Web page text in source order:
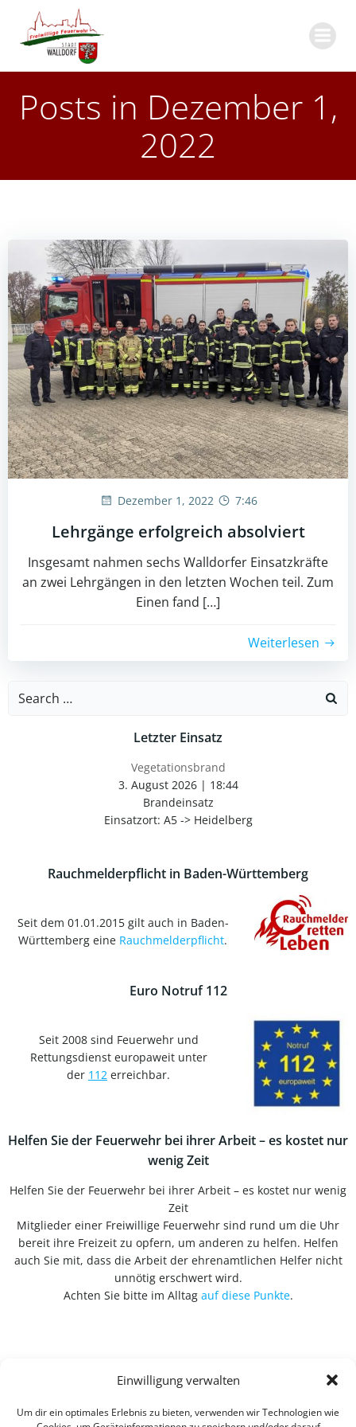
Einwilligung verwalten
Um dir ein optimales Erlebnis zu bieten, verwenden wir Technologien wie
Posts in Dezember 1,
2022
Dezember 1, 2022 7:46
Lehrgänge erfolgreich absolviert
Insgesamt nahmen sechs Walldorfer Einsatzkräfte
an zwei Lehrgängen in den letzten Wochen teil. Zum
Einen fand […]
Weiterlesen
Search
Letzter Einsatz
Vegetationsbrand
3. August 2026| 18:44
Brandeinsatz
Einsatzort: A5 -> Heidelberg
Rauchmelderpflicht in Baden-Württemberg
Seit dem 01.01.2015 gilt auch in Baden-
Württemberg eine Rauchmelderpflicht.
Euro Notruf 112
Seit 2008 sind Feuerwehr und
Rettungsdienst europaweit unter
der 112 erreichbar.
Helfen Sie der Feuerwehr bei ihrer Arbeit – es kostet nur
wenig Zeit
Helfen Sie der Feuerwehr bei ihrer Arbeit – es kostet nur wenig
Zeit
Mitglieder einer Freiwillige Feuerwehr sind rund um die Uhr
bereit ihre Freizeit zu opfern, um anderen zu helfen. Helfen
auch Sie mit, dass die Arbeit der ehrenamtlichen Helfer nicht
unnötig erschwert wird.
Achten Sie bitte im Alltag auf diese Punkte.